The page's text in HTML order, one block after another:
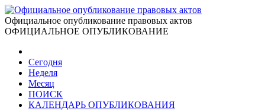
Официальное опубликование правовых актов
ОФИЦИАЛЬНОЕ ОПУБЛИКОВАНИЕ
Сегодня
Неделя
Месяц
ПОИСК
КАЛЕНДАРЬ ОПУБЛИКОВАНИЯ